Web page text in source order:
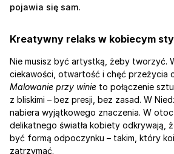
pojawia się sam.
Kreatywny relaks w kobiecym
Nie musisz być artystką, żeby tworzyć.
Malowanie przy winie to połączenie
z bliskimi – bez presji, bez zasad. W
nabiera wyjątkowego znaczenia. W
delikatnego światła kobiety odkrywają,
być formą odpoczynku – takim, który
zatrzymać.